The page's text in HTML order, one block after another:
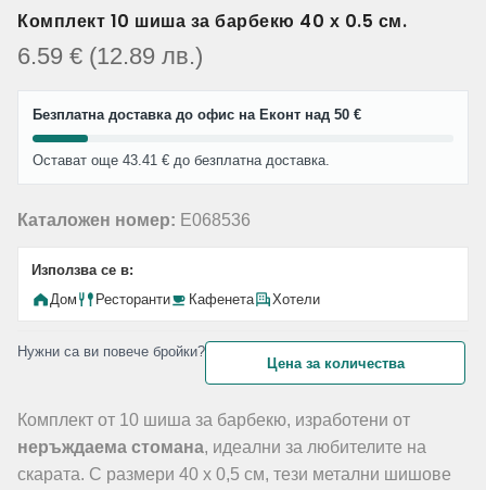
Комплект 10 шиша за барбекю 40 х 0.5 см.
6.59 € (12.89 лв.)
Безплатна доставка до офис на Еконт над 50 €
Остават още 43.41 € до безплатна доставка.
Каталожен номер: E068536
Използва се в:
Дом
Ресторанти Кафенета Хотели
Нужни са ви повече бройки?
Цена за количества
Комплект от 10 шиша за барбекю, изработени от
неръждаема стомана, идеални за любителите на
скарата. С размери 40 х 0,5 см, тези метални шишове